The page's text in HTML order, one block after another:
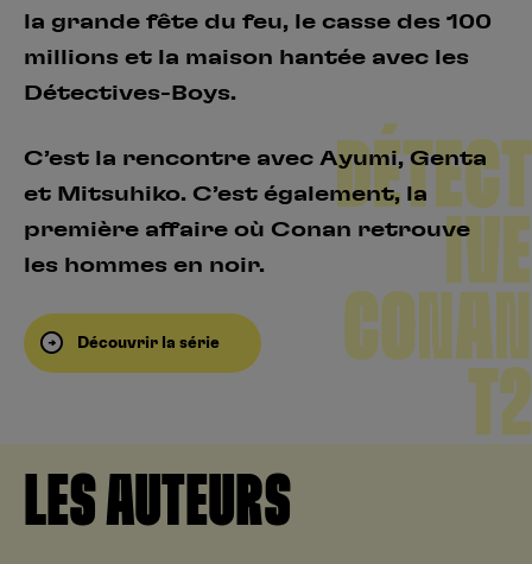
la grande fête du feu, le casse des 100
millions et la maison hantée avec les
Détectives-Boys.
C’est la rencontre avec Ayumi, Genta
et Mitsuhiko. C’est également, la
première affaire où Conan retrouve
les hommes en noir.
Découvrir la série
DÉTECT
IVE
CONAN
T2
LES AUTEURS